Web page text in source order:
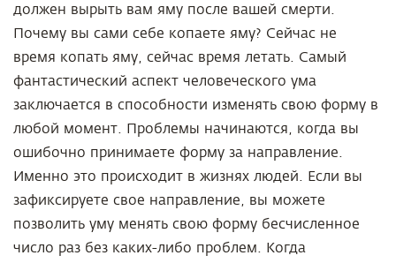
должен вырыть вам яму после вашей смерти.
Почему вы сами себе копаете яму? Сейчас не
время копать яму, сейчас время летать. Самый
фантастический аспект человеческого ума
заключается в способности изменять свою форму в
любой момент. Проблемы начинаются, когда вы
ошибочно принимаете форму за направление.
Именно это происходит в жизнях людей. Если вы
зафиксируете свое направление, вы можете
позволить уму менять свою форму бесчисленное
число раз без каких-либо проблем. Когда